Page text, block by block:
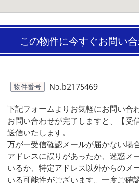
この物件に今すぐお問い
物件番号 No.b2175469
下記フォームよりお気軽にお問い合
お問い合わせが完了しますと、【受
送信いたします。
万が一受信確認メールが届かない場
アドレスに誤りがあったか、迷惑メ
いるか、特定アドレス以外からのメ
いる可能性がございます。一度ご確